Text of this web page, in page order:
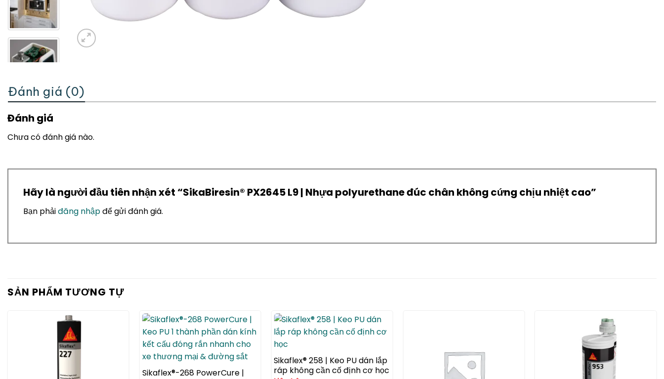
Đánh giá (0)
Đánh giá
Chưa có đánh giá nào.
Hãy là người đầu tiên nhận xét “SikaBiresin® PX2645 L9 | Nhựa polyurethane đúc chân không cứng chịu nhiệt cao”
Bạn phảiđăng nhậpđể gửi đánh giá.
SẢN PHẨM TƯƠNG TỰ
Sikaflex®-268 PowerCure |
Sikaflex® 258 | Keo PU dán lắp
ráp không cần cố định cơ học